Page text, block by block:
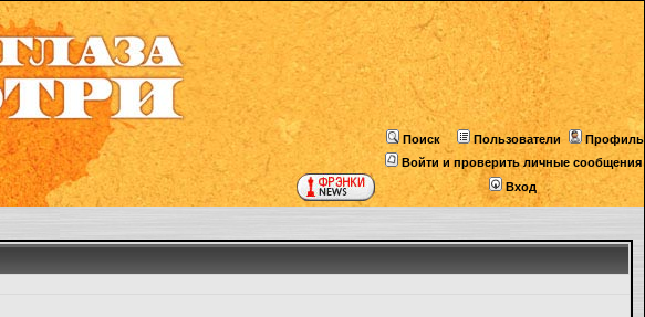
Поиск Пользователи
Профиль
Войти и проверить личные сообщения
Вход